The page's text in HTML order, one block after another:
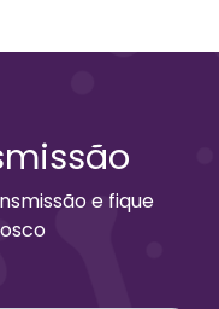
e fique